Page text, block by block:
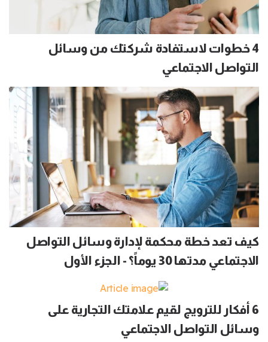
4 خطوات لاستفادة شركتك من وسائل
التواصل الاجتماعي
كيف تعد خطة محكمة لإدارة وسائل التواصل
الاجتماعي مدتها 30 يوماً؟ - الجزء الأول
6 أفكار للترويج لقيم علامتك التجارية على
وسائل التواصل الاجتماعي